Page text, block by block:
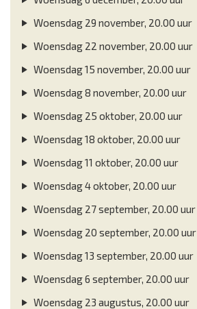
Woensdag 29 november, 20.00 uur
Woensdag 22 november, 20.00 uur
Woensdag 15 november, 20.00 uur
Woensdag 8 november, 20.00 uur
Woensdag 25 oktober, 20.00 uur
Woensdag 18 oktober, 20.00 uur
Woensdag 11 oktober, 20.00 uur
Woensdag 4 oktober, 20.00 uur
Woensdag 27 september, 20.00 uur
Woensdag 20 september, 20.00 uur
Woensdag 13 september, 20.00 uur
Woensdag 6 september, 20.00 uur
Woensdag 23 augustus, 20.00 uur